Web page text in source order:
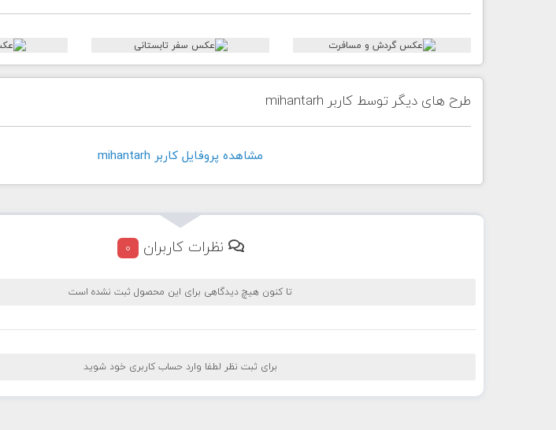
طرح های دیگر توسط کاربر mihantarh
مشاهده پروفايل کاربر mihantarh
نظرات کاربران 0
تا کنون هیچ دیدگاهی برای این محصول ثبت نشده است
برای ثبت نظر لطفا وارد حساب کاربری خود شوید